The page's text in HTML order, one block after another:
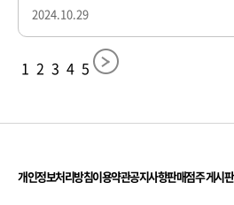
2024.10.29
1 2 3 4 5
개인정보처리방침이용약관공지사항판매점주 게시판